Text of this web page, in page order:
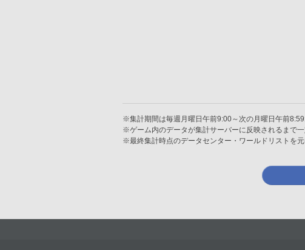
※集計期間は毎週月曜日午前9:00～次の月曜日午前
※ゲーム内のデータが集計サーバーに反映されるまで
※最終集計時点のデータセンター・ワールドリストを元